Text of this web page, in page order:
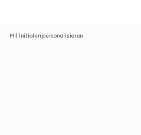
Mit Initialen personalisieren